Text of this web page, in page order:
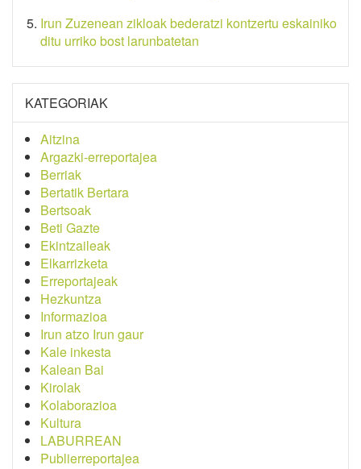
Irun Zuzenean zikloak bederatzi kontzertu eskainiko
ditu urriko bost larunbatetan
KATEGORIAK
Aitzina
Argazki-erreportajea
Berriak
Bertatik Bertara
Bertsoak
Beti Gazte
Ekintzaileak
Elkarrizketa
Erreportajeak
Hezkuntza
Informazioa
Irun atzo Irun gaur
Kale inkesta
Kalean Bai
Kirolak
Kolaborazioa
Kultura
LABURREAN
Publierreportajea